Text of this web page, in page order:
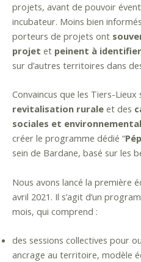
projets, avant de pouvoir
incubateur. Moins bien
porteurs de projets ont
projet et peinent à
sur d’autres territoires dans
Convaincus que les Tiers-Lieux
revitalisation rurale et des
sociales et
créer le programme dédié “
sein de Bardane, basé sur les
Nous avons lancé la première
avril 2021. Il s’agit d’un
mois, qui comprend :
des sessions collectives pour
ancrage au territoire, modèle